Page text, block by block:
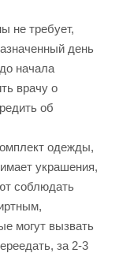
не требует,
день
начала
врачу о
об
одежды,
украшения,
соблюдать
могут вызвать
за 2-3